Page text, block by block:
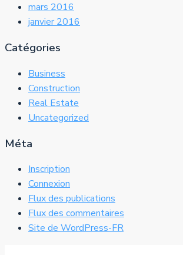
mars 2016
janvier 2016
Catégories
Business
Construction
Real Estate
Uncategorized
Méta
Inscription
Connexion
Flux des publications
Flux des commentaires
Site de WordPress-FR